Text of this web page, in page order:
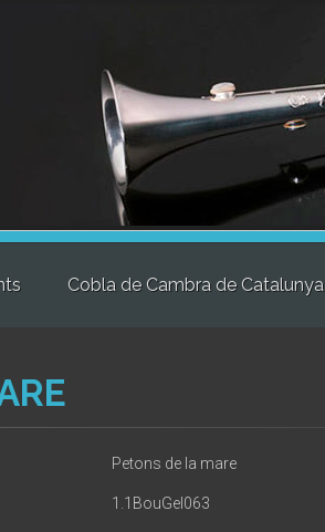
Cobla de Cambra de Catalunya
Petons de la mare
1.1BouGel063